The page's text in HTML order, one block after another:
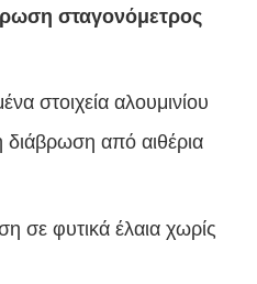
σταγονόμετρος
στοιχεία αλουμινίου
διάβρωση από αιθέρια
σε φυτικά έλαια χωρίς